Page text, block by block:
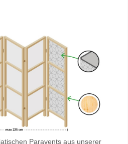
Paravents aus unserer